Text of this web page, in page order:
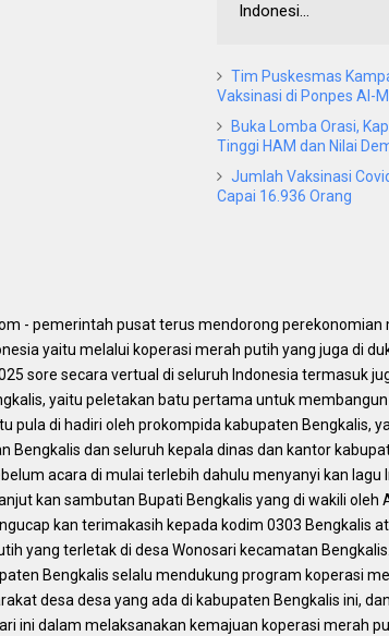
Indonesi...
Tim Puskesmas
Vaksinasi di Ponpes Al-
Buka Lomba Orasi,
Tinggi HAM dan Nilai
Jumlah Vaksinasi
Capai 16.936 Orang
- pemerintah pusat terus mendorong perekonomian
yaitu melalui koperasi merah putih yang juga di
sore secara vertual di seluruh Indonesia termasuk
yaitu peletakan batu pertama untuk
pula di hadiri oleh prokompida kabupaten Bengkalis,
Bengkalis dan seluruh kepala dinas dan kantor
acara di mulai terlebih dahulu menyanyi kan lagu
kan sambutan Bupati Bengkalis yang di wakili oleh
kan terimakasih kepada kodim 0303 Bengkalis
yang terletak di desa Wonosari kecamatan
Bengkalis selalu mendukung program koperasi
desa desa yang ada di kabupaten Bengkalis ini,
ini dalam melaksanakan kemajuan koperasi merah